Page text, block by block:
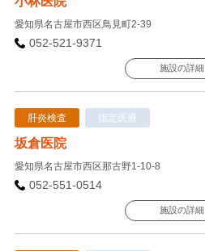
愛知県名古屋市西区鳥見町2-39
052-521-9371
施設の詳細
肝炎検査 指定医療
坂倉医院
愛知県名古屋市西区那古野1-10-8
052-551-0514
施設の詳細